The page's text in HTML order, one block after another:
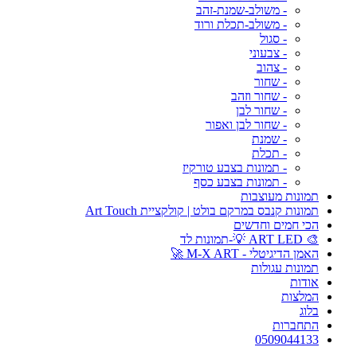
- משולב-שמנת-זהב
- משולב-תכלת ורוד
- סגול
- צבעוני
- צהוב
- שחור
- שחור וזהב
- שחור לבן
- שחור לבן ואפור
- שמנת
- תכלת
- תמונות בצבע טורקיז
- תמונות בצבע כסף
תמונות מעוצבות
תמונות קנבס במרקם בולט | קולקציית Art Touch
הכי חמים וחדשים
🎨 ART LED 💡-תמונות לד
האמן הדיגיטלי - M-X ART 🚀
תמונות עגולות
אודות
המלצות
בלוג
התחברות
0509044133